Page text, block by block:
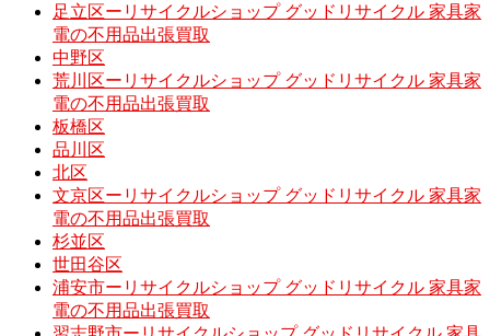
足立区ーリサイクルショップ グッドリサイクル 家具家
電の不用品出張買取
中野区
荒川区ーリサイクルショップ グッドリサイクル 家具家
電の不用品出張買取
板橋区
品川区
北区
文京区ーリサイクルショップ グッドリサイクル 家具家
電の不用品出張買取
杉並区
世田谷区
浦安市ーリサイクルショップ グッドリサイクル 家具家
電の不用品出張買取